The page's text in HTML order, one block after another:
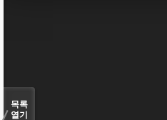
목록
열기